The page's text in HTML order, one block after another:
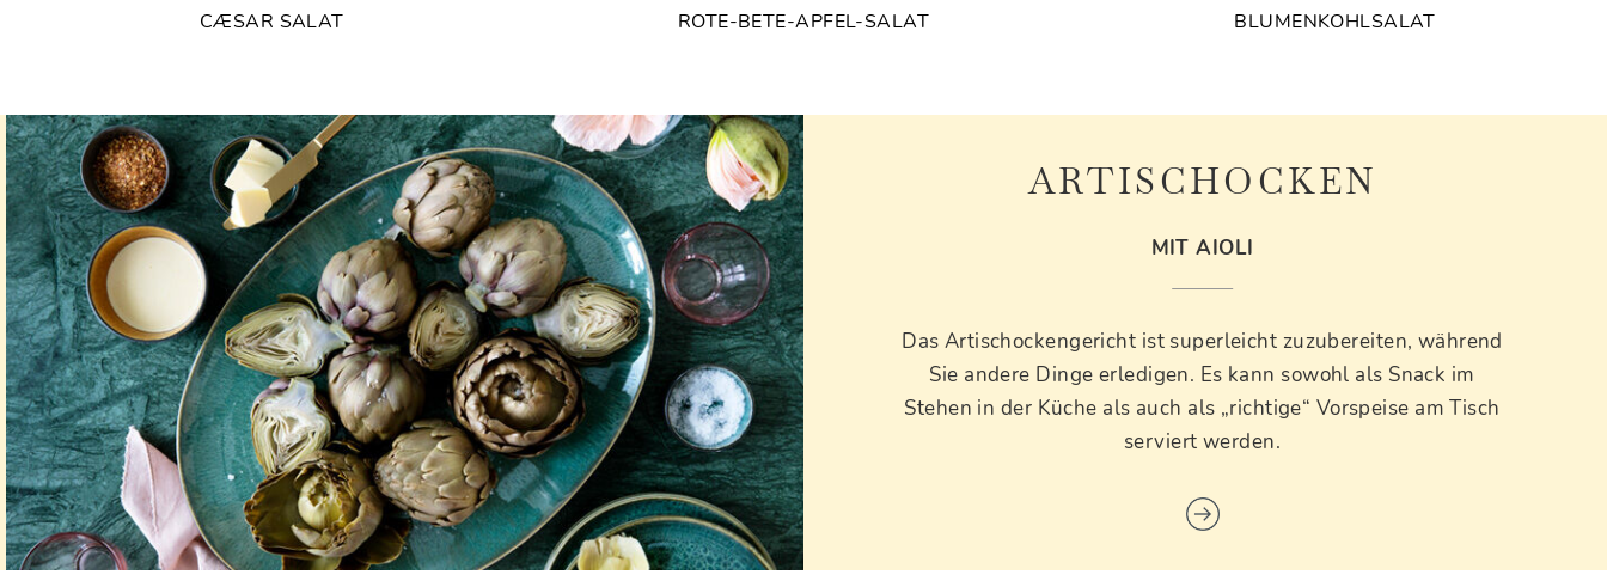
CÆSAR SALAT ROTE-BETE-APFEL-SALAT BLUMENKOHLSALAT
ARTISCHOCKEN
MIT AIOLI
Das Artischockengericht ist superleicht zuzubereiten, während
Sie andere Dinge erledigen. Es kann sowohl als Snack im
Stehen in der Küche als auch als „richtige“ Vorspeise am Tisch
serviert werden.